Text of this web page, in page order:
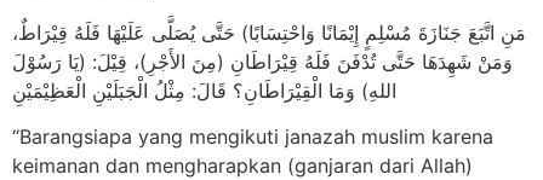
مَنِ اتَّبَعَ جَنَازَةَ مُسْلِمٍ إِيْمَانًا وَاحْتِسَابًا) حَتَّى يُصَلَّى عَلَيْهَا فَلَهُ قِيْرَاطٌ،
وَمَنْ شَهِدَهَا حَتَّى تُدْفَنَ فَلَهُ قِيْرَاطَانِ (مِنَ الأَجْرِ)، قِيْلَ: (يَا رَسُوْلَ
اللهِ) وَمَا الْقِيْرَاطَانِ؟ قَالَ: مِثْلُ الْجَبَلَيْنِ الْعَظِيْمَيْنِ
“Barangsiapa yang mengikuti janazah muslim karena
keimanan dan mengharapkan (ganjaran dari Allah)